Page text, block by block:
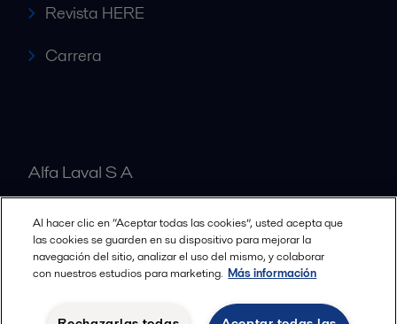
Revista HERE
Carrera
Alfa Laval S A
Nuestras oficinas
Términos y condiciones legales
Al hacer clic en “Aceptar todas las cookies”, usted acepta que
las cookies se guarden en su dispositivo para mejorar la
navegación del sitio, analizar el uso del mismo, y colaborar
con nuestros estudios para marketing. Más información